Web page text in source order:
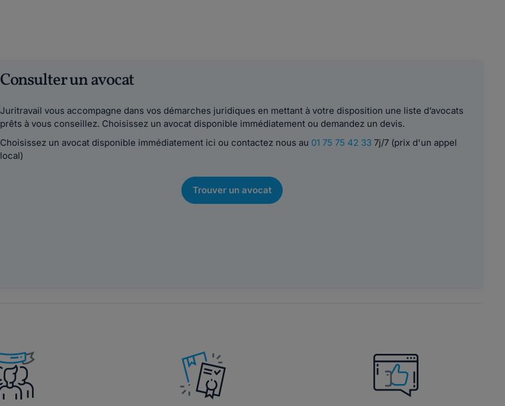
Consulter un avocat
Juritravail vous accompagne dans vos démarches juridiques en mettant à votre disposition une liste d’avocats
prêts à vous conseillez. Choisissez un avocat disponible immédiatement ou demandez un devis.
Choisissez un avocat disponible immédiatement ici ou contactez nous au 01 75 75 42 337j/7 (prix d'un appel
local)
Trouver un avocat